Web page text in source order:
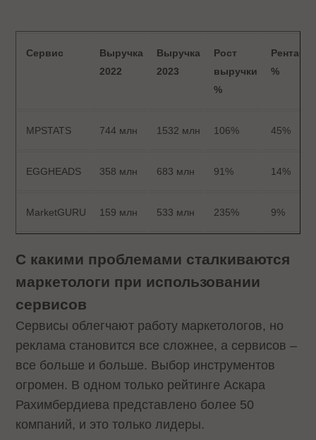
Сервис
Выручка
2022
Выручка
2023
Рост
выручки
%
%
MPSTATS 744 млн 1532 млн 106% 45%
EGGHEADS 358 млн 683 млн 91% 14%
MarketGURU 159 млн 533 млн 235% 9%
С какими проблемами сталкиваются
маркетологи при использовании
сервисов
Сервисы облегчают работу маркетологов, но
реклама становится все сложнее, а сервисов –
все больше и больше. Выбор инструментов
огромен. В одном только рейтинге Аскара
Рахимбердиева представлено более 50
компаний, и это только лидеры.